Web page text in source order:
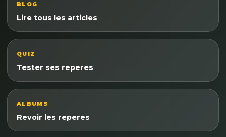
BLOG
Lire tous les articles
QUIZ
Tester ses reperes
ALBUMS
Revoir les reperes